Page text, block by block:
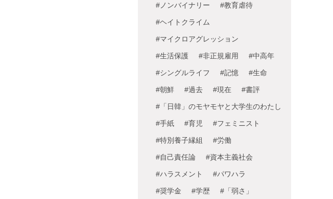
#ノンバイナリー #教育虐待
#ヘイトクライム
#マイクロアグレッション
#生活保護 #非正規雇用 #中高年
#シングルライフ #記憶 #生命
#朝鮮 #過去 #現在 #書評
#「日韓」のモヤモヤと大学生のわたし
#手紙 #育児 #フェミニスト
#特別養子縁組 #労働
#自己責任論 #資本主義社会
#ハラスメント #パワハラ
#奨学金 #学歴 #「弱さ」